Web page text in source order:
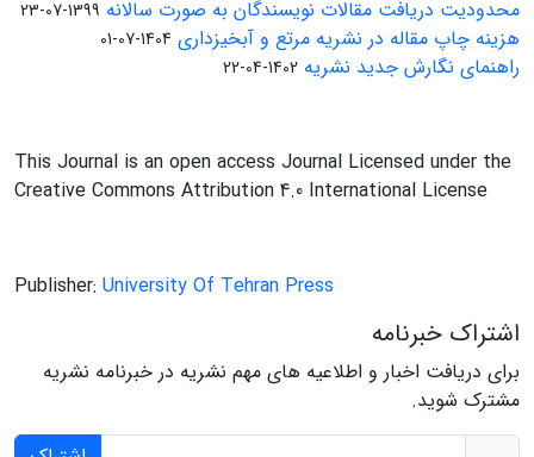
محدودیت دریافت مقالات نویسندگان به صورت سالانه 1399-07-23
هزینه چاپ مقاله در نشریه مرتع و آبخیزداری 1404-07-01
راهنمای نگارش جدید نشریه 1402-04-22
This Journal is an open access Journal Licensed under the
Creative Commons Attribution 4.0 International License
Publisher: University Of Tehran Press
اشتراک خبرنامه
برای دریافت اخبار و اطلاعیه های مهم نشریه در خبرنامه نشریه
مشترک شوید.